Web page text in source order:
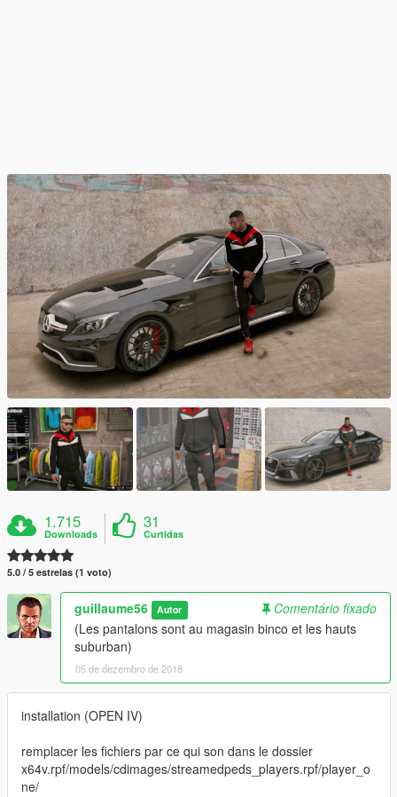
1.715
Downloads
31
Curtidas
5.0 / 5 estrelas (1 voto)
guillaume56 Autor
Comentário fixado
(Les pantalons sont au magasin binco et les hauts
suburban)
05 de dezembro de 2018
installation (OPEN IV)
remplacer les fichiers par ce qui son dans le dossier
x64v.rpf/models/cdimages/streamedpeds_players.rpf/player_o
ne/